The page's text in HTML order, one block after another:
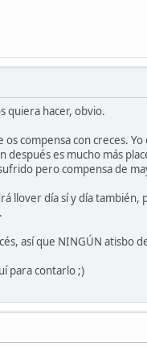
quiera hacer, obvio.
compensa con creces.
después es mucho más
pero compensa de
llover día sí y día
así que NINGÚN atisbo
para contarlo ;)